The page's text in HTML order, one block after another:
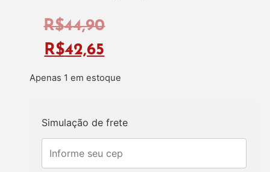
R$44,90
R$42,65
Apenas 1 em estoque
Simulação de frete